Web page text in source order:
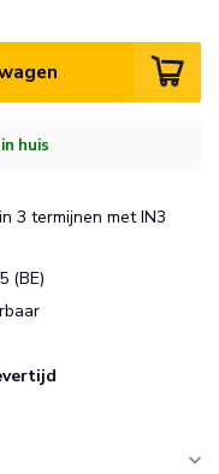
huis
3 termijnen met IN3
(BE)